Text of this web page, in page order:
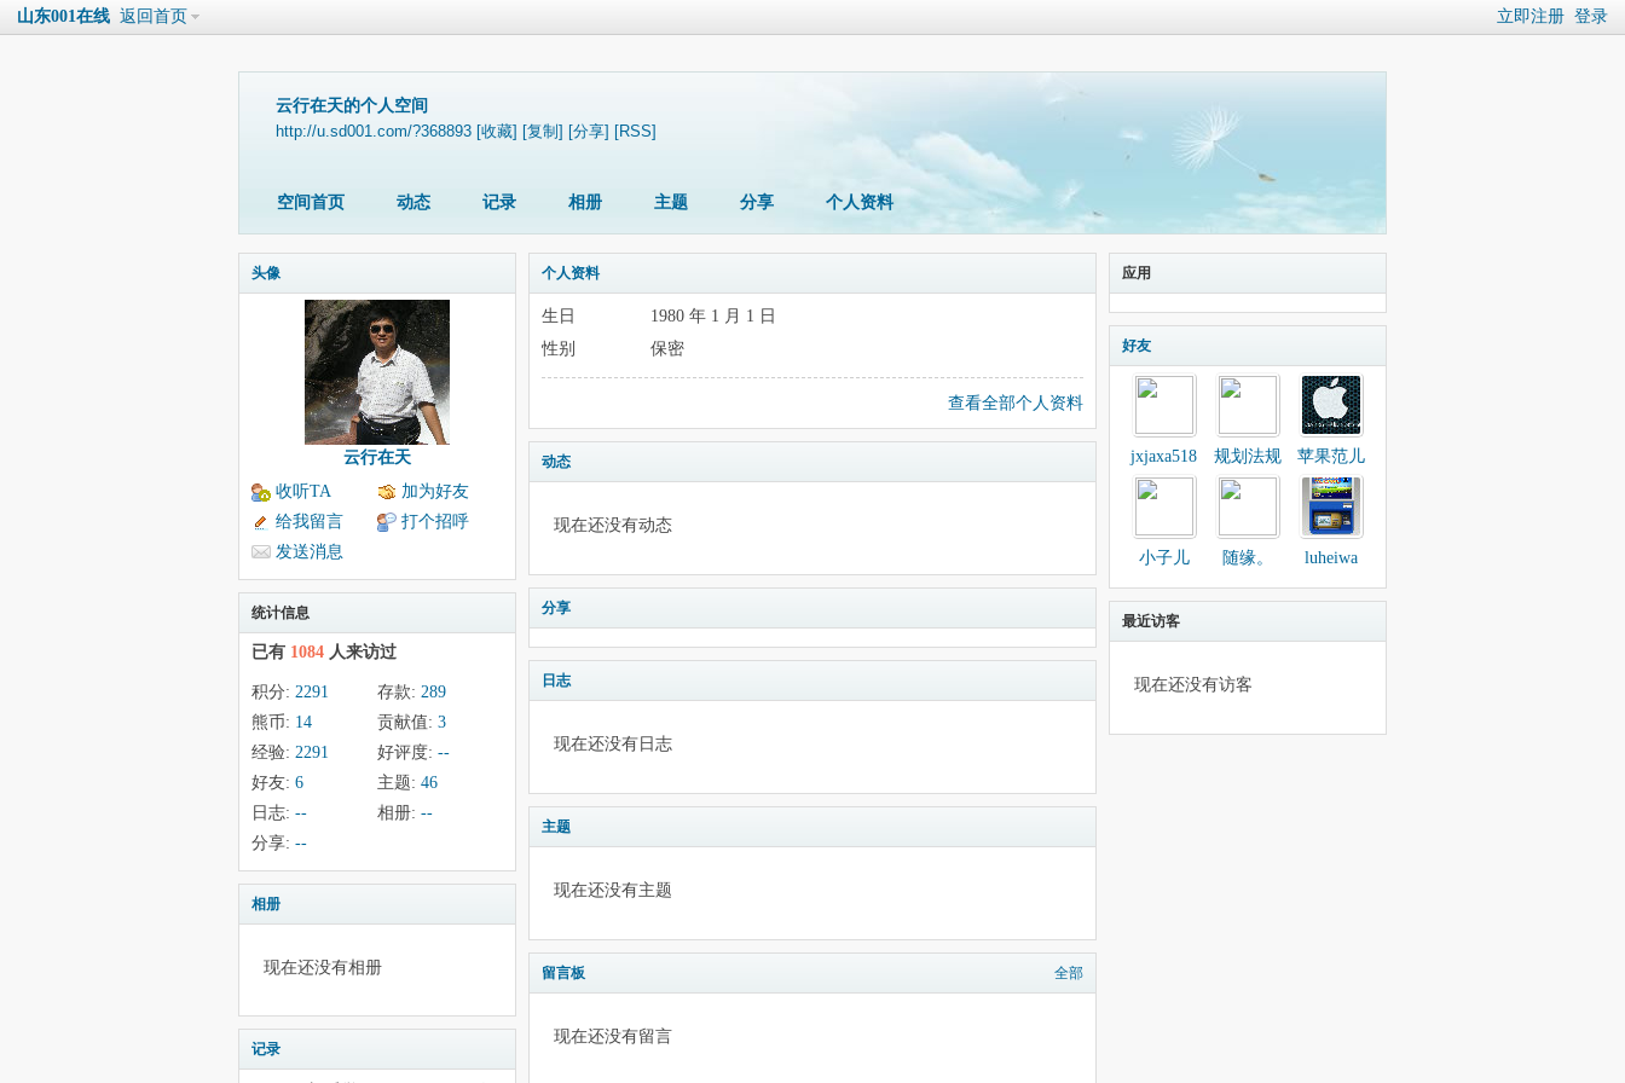
立即注册 登录
山东001在线 返回首页
云行在天的个人空间
http://u.sd001.com/?368893 [收藏] [复制] [分享] [RSS]
空间首页 动态 记录 相册 主题 分享 个人资料
头像
云行在天
收听TA
加为好友
给我留言
打个招呼
发送消息
统计信息
已有 1084 人来访过
积分: 2291 存款: 289
熊币: 14 贡献值: 3
经验: 2291 好评度: --
好友: 6 主题: 46
日志: -- 相册: --
分享: --
相册
现在还没有相册
记录
个人资料
生日
1980 年 1 月 1 日
性别
保密
查看全部个人资料
动态
现在还没有动态
分享
日志
现在还没有日志
主题
现在还没有主题
留言板 全部
现在还没有留言
应用
好友
jxjaxa518 规划法规 苹果范儿
小子儿 随缘。 luheiwa
最近访客
现在还没有访客